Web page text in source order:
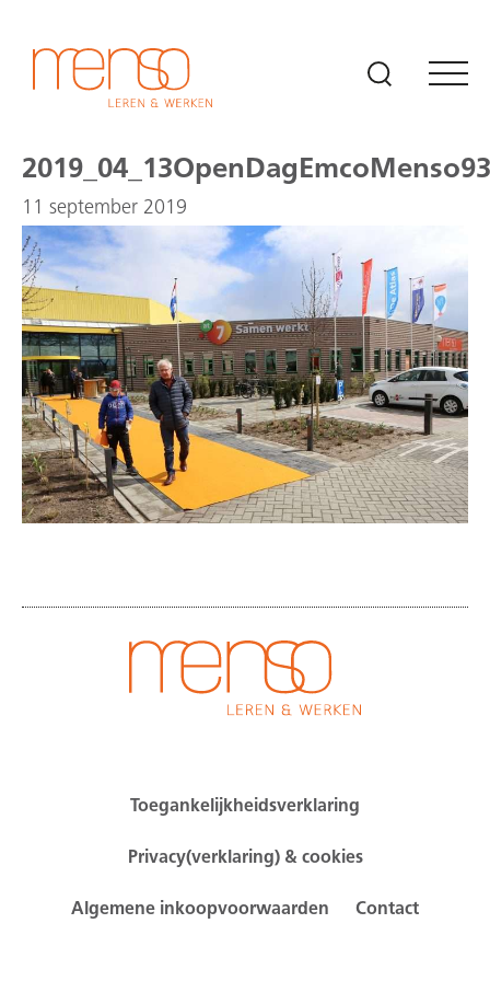
2019_04_13OpenDagEmcoMenso93
11 september 2019
Toegankelijkheidsverklaring
Privacy(verklaring) & cookies
Algemene inkoopvoorwaarden Contact